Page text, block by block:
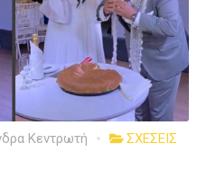
Κεντρωτή ΣΧΕΣΕΙΣ